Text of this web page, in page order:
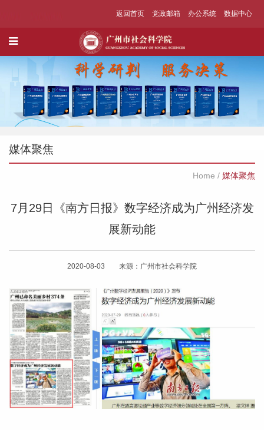
返回首页 党政邮箱 办公系统 数据中心
媒体聚焦
Home / 媒体聚焦
7月29日《南方日报》数字经济成为广州经济发
展新动能
2020-08-03 来源：广州市社会科学院